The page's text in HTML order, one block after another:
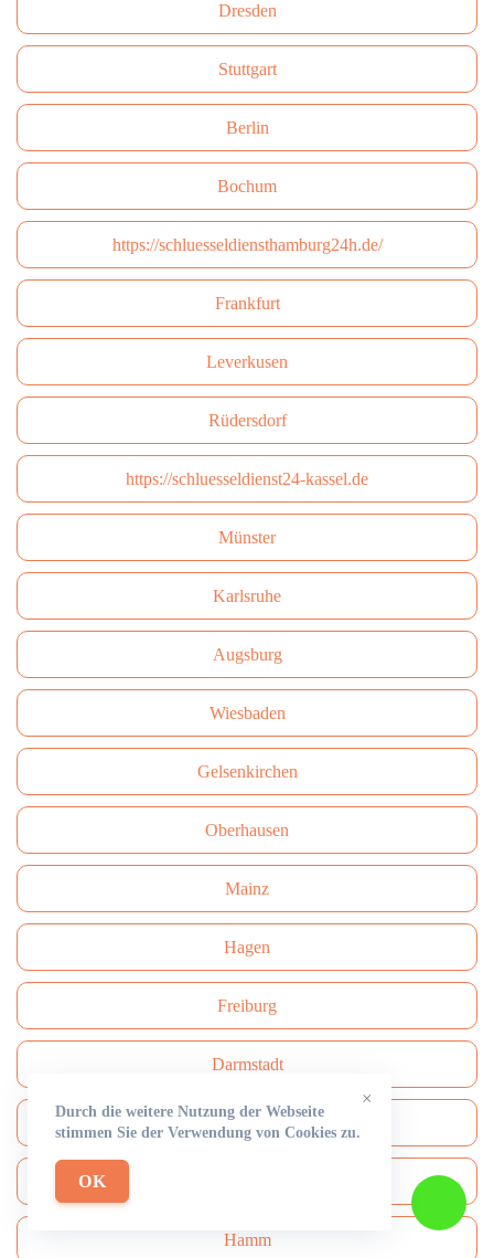
Dresden
Stuttgart
Berlin
Bochum
https://schluesseldiensthamburg24h.de/
Frankfurt
Leverkusen
Rüdersdorf
https://schluesseldienst24-kassel.de
Münster
Karlsruhe
Augsburg
Wiesbaden
Gelsenkirchen
Oberhausen
Mainz
Hagen
Freiburg
Darmstadt
Сhemnitz
Hamm
×
Durch die weitere Nutzung der Webseite
stimmen Sie der Verwendung von Cookies zu.
OK